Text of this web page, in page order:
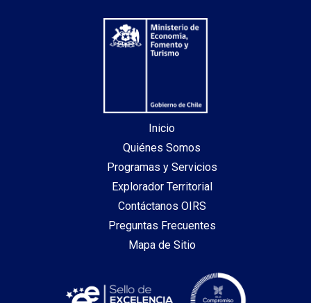
Inicio
Quiénes Somos
Programas y Servicios
Explorador Territorial
Contáctanos OIRS
Preguntas Frecuentes
Mapa de Sitio